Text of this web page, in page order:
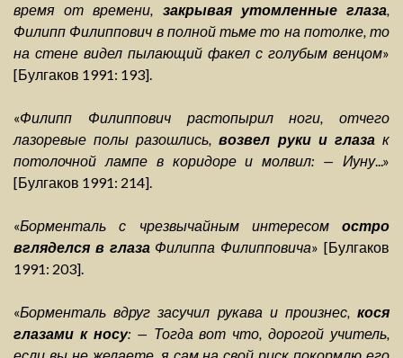
время от времени, закрывая утомленные глаза,
Филипп Филиппович в полной тьме то на потолке, то
на стене видел пылающий факел с голубым венцом»
[Булгаков 1991: 193].
«Филипп Филиппович растопырил ноги, отчего
лазоревые полы разошлись,возвел руки и глазак
потолочной лампе в коридоре и молвил: — Иуну...»
[Булгаков 1991: 214].
«Борменталь с чрезвычайным интересом остро
вгляделся в глазаФилиппа Филипповича» [Булгаков
1991: 203].
«Борменталь вдруг засучил рукава и произнес, кося
глазами к носу: — Тогда вот что, дорогой учитель,